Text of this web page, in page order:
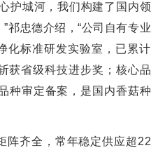
城河，我们构建了国内领
祁忠德介绍，“公司自有专业
化标准研发实验室，已累计
获省级科技进步奖；核心品
种审定备案，是国内香菇种
齐全，常年稳定供应超22